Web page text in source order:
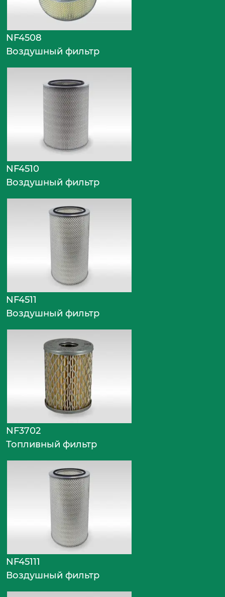
NF4508
Воздушный фильтр
NF4510
Воздушный фильтр
NF4511
Воздушный фильтр
NF3702
Топливный фильтр
NF45111
Воздушный фильтр